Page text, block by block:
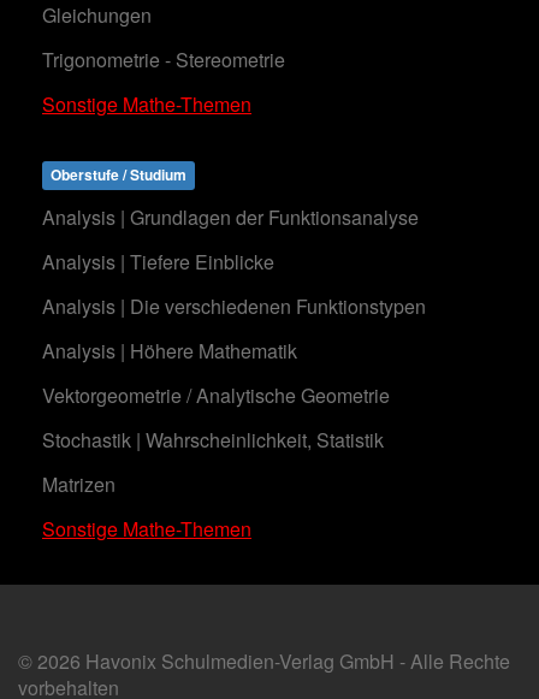
Gleichungen
Trigonometrie - Stereometrie
Sonstige Mathe-Themen
Oberstufe / Studium
Analysis | Grundlagen der Funktionsanalyse
Analysis | Tiefere Einblicke
Analysis | Die verschiedenen Funktionstypen
Analysis | Höhere Mathematik
Vektorgeometrie / Analytische Geometrie
Stochastik | Wahrscheinlichkeit, Statistik
Matrizen
Sonstige Mathe-Themen
© 2026 Havonix Schulmedien-Verlag GmbH - Alle Rechte
vorbehalten